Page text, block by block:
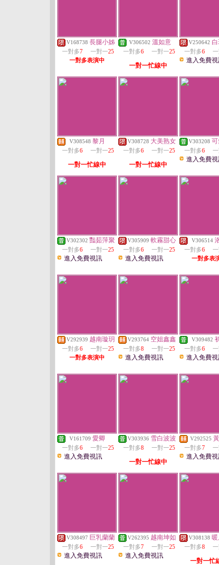
V168738 長腿小姊
一對多7 一對一25
一對多表演中
V306502 溫如意
一對多6 一對一25
一對一忙線中
V250642
一對多6
進入免費
V308548 黎月
一對多6 一對一25
一對一忙線中
V308728 大美熟女
一對多6 一對一25
一對一忙線中
V303208
一對多6
進入免費
V302302 豔茹萍聚
一對多6 一對一25
進入免費視訊
V305909 軟霧甜心
一對多6 一對一25
進入免費視訊
V306514
一對多6
一對多表
V292939 越南璇玥
一對多6 一對一25
一對多表演中
V293764 空姐鑫鑫
一對多8 一對一25
進入免費視訊
V309482
一對多6
進入免費
V161709 愛卿
一對多6 一對一25
進入免費視訊
V303936 雪白波波
一對多8 一對一25
一對一忙線中
V292525
一對多7
進入免費
V308497 巨乳蘭蘭
一對多6 一對一25
進入免費視訊
V262395 越南坤如
一對多7 一對一25
進入免費視訊
V308138
一對多8
一對一忙